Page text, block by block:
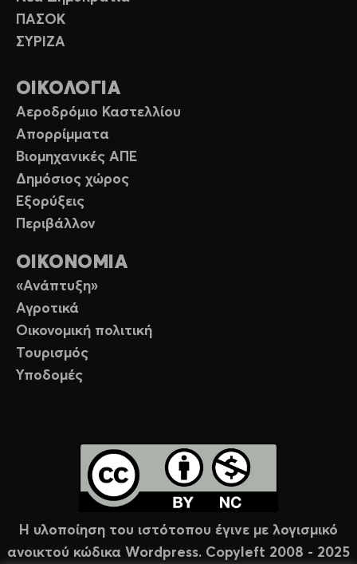
ΠΑΣΟΚ
ΣΥΡΙΖΑ
ΟΙΚΟΛΟΓΙΑ
Αεροδρόμιο Καστελλίου
Απορρίμματα
Βιομηχανικές ΑΠΕ
Δημόσιος χώρος
Εξορύξεις
Περιβάλλον
ΟΙΚΟΝΟΜΙΑ
«Ανάπτυξη»
Αγροτικά
Οικονομική πολιτική
Τουρισμός
Υποδομές
Η υλοποίηση του ιστότοπου έγινε με λογισμικό
ανοικτού κώδικα Wordpress. Copyleft 2008 - 2025